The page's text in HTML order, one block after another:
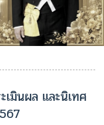
เมินผล และนิเทศ